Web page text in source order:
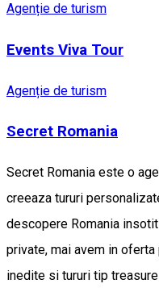
Agenție de turism
Events Viva Tour
Agenție de turism
Secret Romania
Secret Romania este o
creeaza tururi
descopere Romania
private, mai avem in
inedite si tururi tip